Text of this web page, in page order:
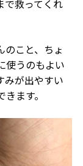
で救ってくれ
のこと、ちょ
使うのもよい
みが出やすい
ます。